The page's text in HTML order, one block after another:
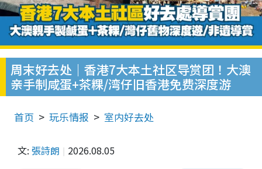
周末好去处｜香港7大本土社区导赏团！大澳
亲手制咸蛋+茶粿/湾仔旧香港免费深度游
首页 玩乐情报 室内好去处
文: 張詩朗 2026.08.05